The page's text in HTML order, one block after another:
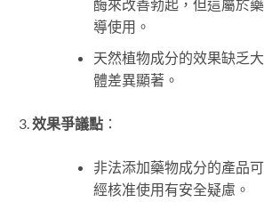
酶來改善勃起，但這屬於
導使用。
天然植物成分的效果缺乏
體差異顯著。
效果爭議點：
非法添加藥物成分的產品
經核准使用有安全疑慮。